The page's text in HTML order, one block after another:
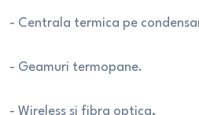
- Centrala termica pe
- Geamuri termopane.
- Wireless si fibra optica,